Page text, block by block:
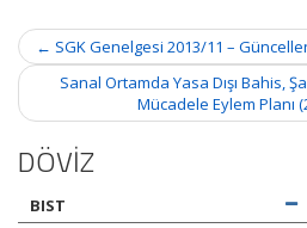
Post
navigation
← SGK Genelgesi 2013/11 –
Sanal Ortamda Yasa Dışı Bahis,
Mücadele Eylem Planı
DÖVİZ
BIST